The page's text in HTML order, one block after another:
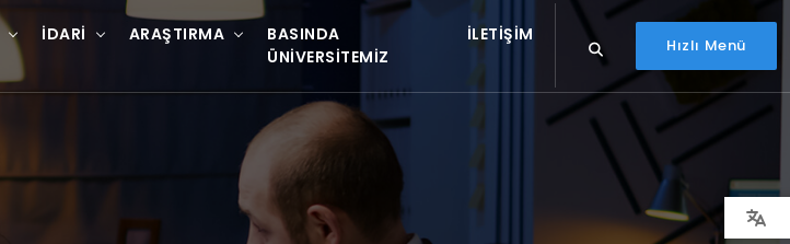
İDARI ARAŞTIRMA
BASINDA
ÜNIVERSITEMIZ
İLETIŞIM
Hızlı Menü